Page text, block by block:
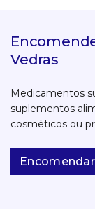
Vedras
Medicamentos
suplementos
cosméticos ou